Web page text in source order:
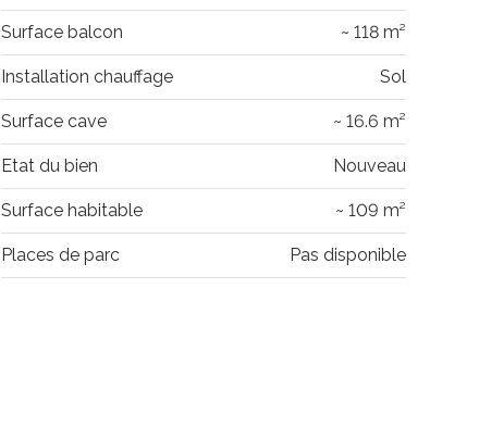
Surface balcon ~ 118 m²
Installation chauffage Sol
Surface cave ~ 16.6 m²
Etat du bien Nouveau
Surface habitable ~ 109 m²
Places de parc Pas disponible